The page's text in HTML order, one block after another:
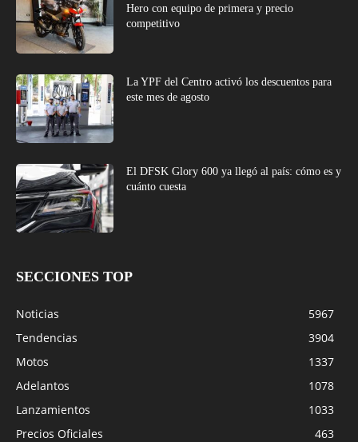
Hero con equipo de primera y precio
competitivo
La YPF del Centro activó los descuentos para
este mes de agosto
El DFSK Glory 600 ya llegó al país: cómo es y
cuánto cuesta
SECCIONES TOP
Noticias
5967
Tendencias
3904
Motos
1337
Adelantos
1078
Lanzamientos
1033
Precios Oficiales
463